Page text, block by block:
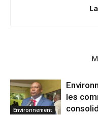
Environnement
les